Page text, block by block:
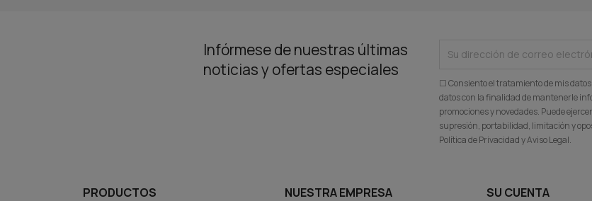
Infórmese de nuestras últimas
noticias y ofertas especiales
☐ Consiento el tratamiento de mis
datos con la finalidad de mantenerle
promociones y novedades. Puede
supresión, portabilidad, limitación y
Política de Privacidad y Aviso Legal.
PRODUCTOS NUESTRA EMPRESA SU CUENTA